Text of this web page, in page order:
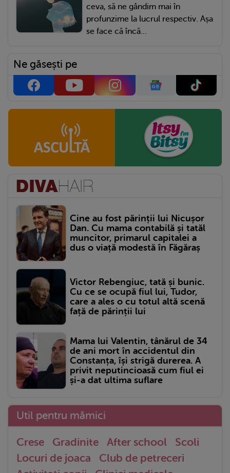
ceva, să ne gândim mai în
profunzime la lucrul respectiv. Așa
se face că încă...
Ne găsești pe
Cine au fost părinții lui Nicușor
Dan. Cu mama contabilă și tatăl
muncitor, primarul capitalei a
dus o viață modestă în Făgăraș
Victor Rebengiuc, tată și bunic.
Cu ce se ocupă fiul lui, Tudor,
care a ales o cu totul altă scenă
față de părinții lui
Mama lui Valentin, tânărul de 34
de ani mort în accidentul din
Constanța, își strigă durerea. A
privit neputincioasă cum fiul ei
și-a dat ultima suflare
Util pentru mămici
Crese Gradinite After school
Scoli
Locuri de joaca
Club de petreceri